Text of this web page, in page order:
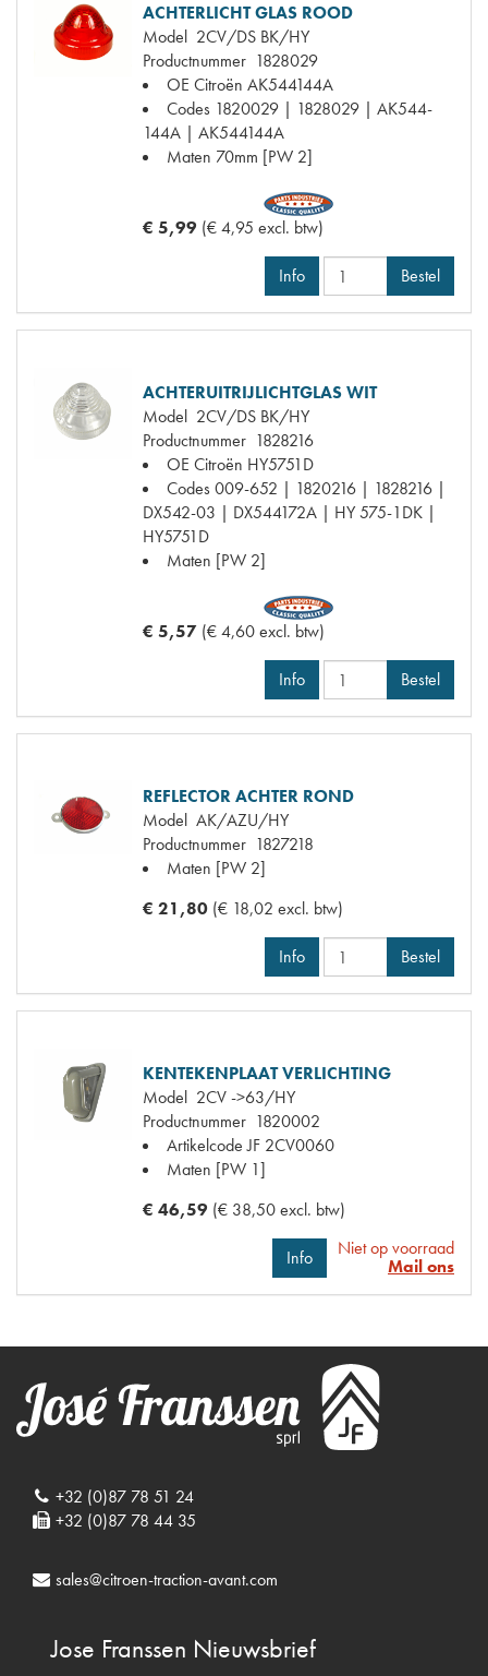
ACHTERLICHT GLAS ROOD
Model 2CV/DS BK/HY
Productnummer 1828029
OE Citroën AK544144A
Codes 1820029 | 1828029 | AK544-
144A | AK544144A
Maten 70mm [PW 2]
€ 5,99 (€ 4,95 excl. btw)
Info Bestel
ACHTERUITRIJLICHTGLAS WIT
Model 2CV/DS BK/HY
Productnummer 1828216
OE Citroën HY5751D
Codes009-652 | 1820216 | 1828216 |
DX542-03 | DX544172A | HY 575-1DK |
HY5751D
Maten [PW 2]
€ 5,57 (€ 4,60 excl. btw)
Info Bestel
REFLECTOR ACHTER ROND
Model AK/AZU/HY
Productnummer 1827218
Maten [PW 2]
€ 21,80 (€ 18,02 excl. btw)
Info Bestel
KENTEKENPLAAT VERLICHTING
Model 2CV ->63/HY
Productnummer 1820002
Artikelcode JF 2CV0060
Maten [PW 1]
€ 46,59 (€ 38,50 excl. btw)
Info
Niet op voorraad
Mail ons
+32 (0)87 78 51 24
+32 (0)87 78 44 35
sales@citroen-traction-avant.com
Jose Franssen Nieuwsbrief